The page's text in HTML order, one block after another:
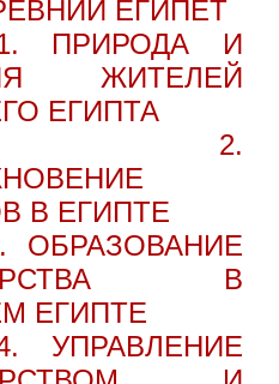
ЕГИПЕТ
ПРИРОДА И
ЖИТЕЛЕЙ
ЕГИПТА
2.
В ЕГИПТЕ
ОБРАЗОВАНИЕ
В
ЕГИПТЕ
УПРАВЛЕНИЕ